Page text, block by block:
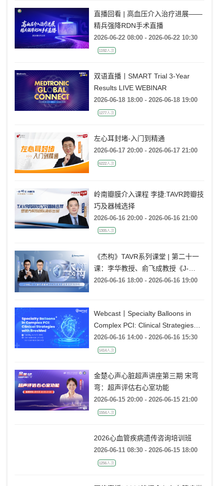
直播回看 | 高血压介入治疗进展——
精兵强降RDN手术直播
2026-06-22 08:00 - 2026-06-22 10:30
1192人次
双语直播丨SMART Trial 3-Year
Results LIVE WEBINAR
2026-06-18 18:00 - 2026-06-18 19:00
1277人次
左心耳封堵-入门到精通
2026-06-17 20:00 - 2026-06-17 21:00
6222人次
岭南瓣膜介入课程 李捷:TAVR跨瓣技
巧及器械选择
2026-06-16 20:00 - 2026-06-16 21:00
1305人次
《杰构》TAVR系列课堂 | 第二十一
课：李华教授、俞飞成教授《J-
VALVE TF 治疗极度横位心AR：从
2026-06-16 18:00 - 2026-06-16 19:00
Webcast丨Specialty Balloons in
Complex PCI: Clinical Strategies
with BrosMed
2026-06-16 14:00 - 2026-06-16 15:30
1414人次
金楚心声心脏超声讲座第三期 宋弯
弯：超声评估右心室功能
2026-06-15 20:00 - 2026-06-15 21:00
1554人次
2026心血管疾病遗传咨询培训班
2026-06-11 08:30 - 2026-06-15 18:00
1256人次